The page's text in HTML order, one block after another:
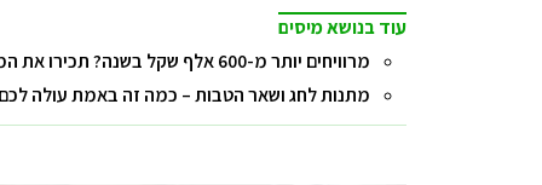
עוד בנושא מיסים
מרוויחים יותר מ-600 אלף שקל בשנה? תכירו את המס הנוסף שאתם צריכים לשלם
מתנות לחג ושאר הטבות – כמה זה באמת עולה